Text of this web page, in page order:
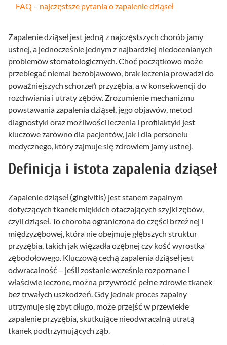
FAQ – najczęstsze pytania o zapalenie dziąseł
Zapalenie dziąseł jest jedną z najczęstszych chorób jamy
ustnej, a jednocześnie jednym z najbardziej niedocenianych
problemów stomatologicznych. Choć początkowo może
przebiegać niemal bezobjawowo, brak leczenia prowadzi do
poważniejszych schorzeń przyzębia, a w konsekwencji do
rozchwiania i utraty zębów. Zrozumienie mechanizmu
powstawania zapalenia dziąseł, jego objawów, metod
diagnostyki oraz możliwości leczenia i profilaktyki jest
kluczowe zarówno dla pacjentów, jak i dla personelu
medycznego, który zajmuje się zdrowiem jamy ustnej.
Definicja i istota zapalenia dziąseł
Zapalenie dziąseł (gingivitis) jest stanem zapalnym
dotyczących tkanek miękkich otaczających szyjki zębów,
czyli dziąseł. To choroba ograniczona do części brzeżnej i
międzyzębowej, która nie obejmuje głębszych struktur
przyzębia, takich jak więzadła ozębnej czy kość wyrostka
zębodołowego. Kluczową cechą zapalenia dziąseł jest
odwracalność – jeśli zostanie wcześnie rozpoznane i
właściwie leczone, można przywrócić pełne zdrowie tkanek
bez trwałych uszkodzeń. Gdy jednak proces zapalny
utrzymuje się zbyt długo, może przejść w przewlekłe
zapalenie przyzębia, skutkujące nieodwracalną utratą
tkanek podtrzymujących ząb.